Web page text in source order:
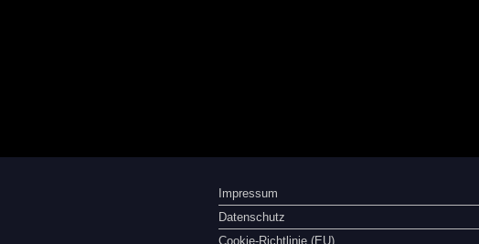
Impressum
Datenschutz
Cookie-Richtlinie (EU)